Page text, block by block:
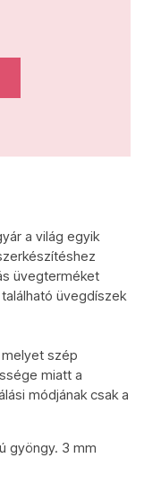
a világ egyik
üvegterméket
üvegdíszek
szép
miatt a
módjának csak a
gyöngy. 3 mm